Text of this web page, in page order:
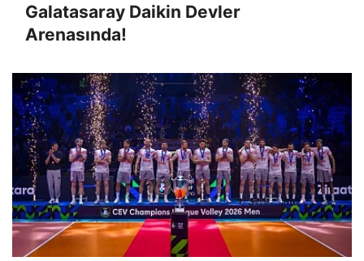
Galatasaray Daikin Devler
Arenasında!